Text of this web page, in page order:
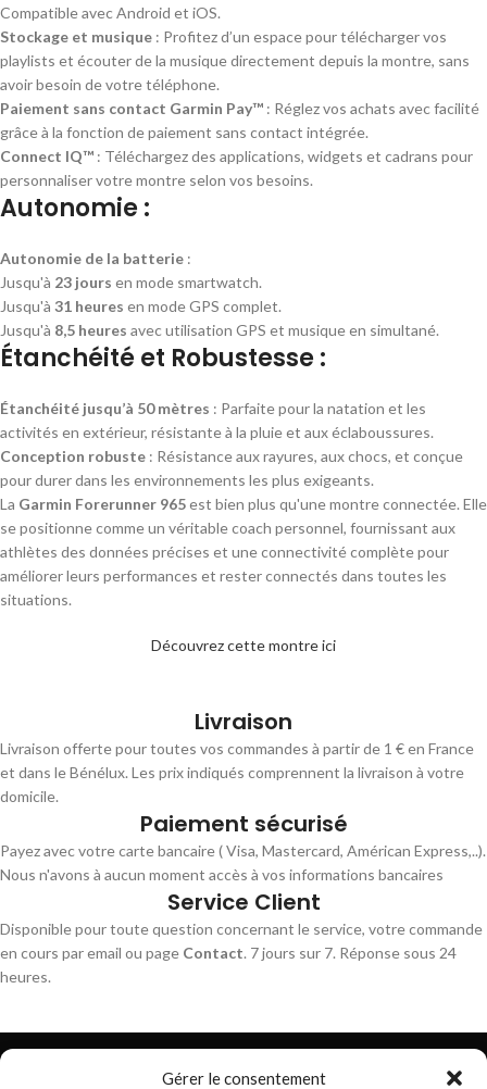
Gérer le consentement
Compatible avec Android et iOS.
Stockage et musique : Profitez d’un espace pour télécharger vos
playlists et écouter de la musique directement depuis la montre, sans
avoir besoin de votre téléphone.
Paiement sans contact Garmin Pay™ : Réglez vos achats avec facilité
grâce à la fonction de paiement sans contact intégrée.
Connect IQ™ : Téléchargez des applications, widgets et cadrans pour
personnaliser votre montre selon vos besoins.
Autonomie :
Autonomie de la batterie :
Jusqu'à 23 jours en mode smartwatch.
Jusqu'à 31 heures en mode GPS complet.
Jusqu'à 8,5 heures avec utilisation GPS et musique en simultané.
Étanchéité et Robustesse :
Étanchéité jusqu’à 50 mètres : Parfaite pour la natation et les
activités en extérieur, résistante à la pluie et aux éclaboussures.
Conception robuste : Résistance aux rayures, aux chocs, et conçue
pour durer dans les environnements les plus exigeants.
La Garmin Forerunner 965est bien plus qu'une montre connectée. Elle
se positionne comme un véritable coach personnel, fournissant aux
athlètes des données précises et une connectivité complète pour
améliorer leurs performances et rester connectés dans toutes les
situations.
Découvrez cette montre ici
Livraison
Livraison offerte pour toutes vos commandes à partir de 1 € en France
et dans le Bénélux. Les prix indiqués comprennent la livraison à votre
domicile.
Paiement sécurisé
Payez avec votre carte bancaire ( Visa, Mastercard, Américan Express,..).
Nous n'avons à aucun moment accès à vos informations bancaires
Service Client
Disponible pour toute question concernant le service, votre commande
en cours par email ou page Contact. 7 jours sur 7. Réponse sous 24
heures.